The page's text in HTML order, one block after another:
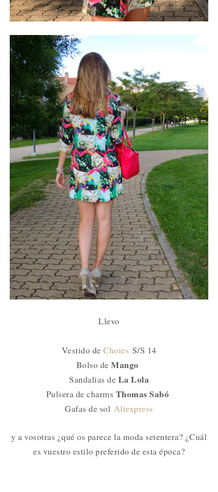
Llevo
Vestido de Choies S/S 14
Bolso deMango
Sandalias de La Lola
Pulsera de charms Thomas Sabó
Gafas de sol Aliexpress
y a vosotras ¿qué os parece la moda setentera? ¿Cuál
es vuestro estilo preferido de esta época?